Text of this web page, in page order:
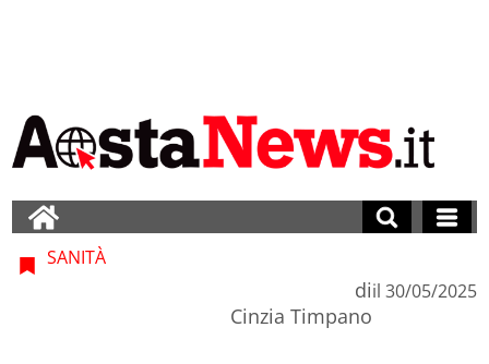
SANITÀ
di
Cinzia Timpano
il 30/05/2025